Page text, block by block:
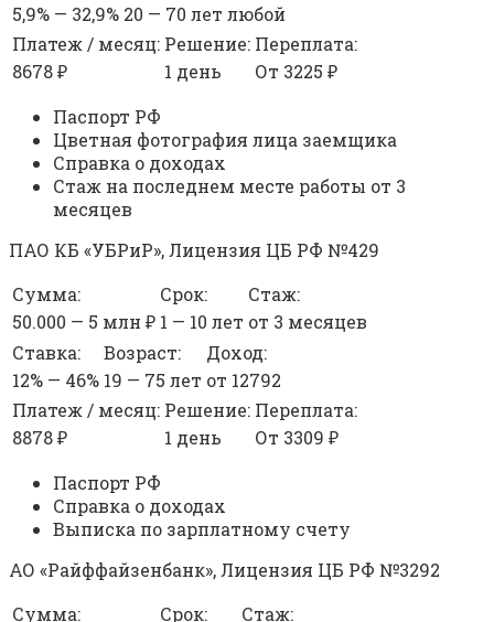
5,9% — 32,9% 20 — 70 лет любой
Платеж / месяц: Решение: Переплата:
8678 ₽
1 день
От 3225 ₽
Паспорт РФ
Цветная фотография лица заемщика
Справка о доходах
Стаж на последнем месте работы от 3
месяцев
ПАО КБ «УБРиР», Лицензия ЦБ РФ №429
Сумма:
Срок:
Стаж:
50.000 — 5 млн ₽ 1 — 10 лет от 3 месяцев
Ставка:
Возраст:
Доход:
12% — 46% 19 — 75 лет от 12792
Платеж / месяц: Решение: Переплата:
8878 ₽
1 день
От 3309 ₽
Паспорт РФ
Справка о доходах
Выписка по зарплатному счету
АО «Райффайзенбанк», Лицензия ЦБ РФ №3292
Сумма:
Срок: Стаж: